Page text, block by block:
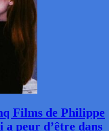
Films de Philippe
peur d’être dans